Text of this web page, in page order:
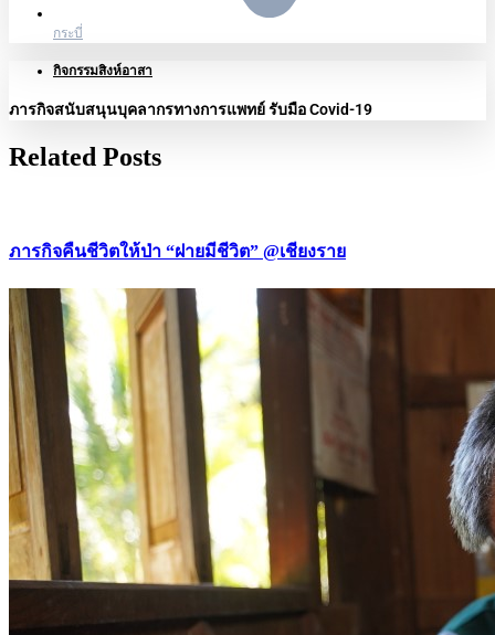
กระบี่
กิจกรรมสิงห์อาสา
ภารกิจสนับสนุนบุคลากรทางการแพทย์ รับมือ Covid-19
Related Posts
ภารกิจคืนชีวิตให้ป่า “ฝายมีชีวิต” @เชียงราย